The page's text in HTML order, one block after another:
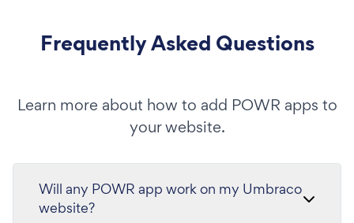
Frequently Asked Questions
Learn more about how to add POWR apps to
your website.
Will any POWR app work on my Umbraco
website?